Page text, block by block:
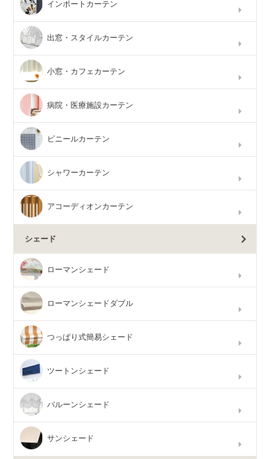
インポートカーテン
出窓・スタイルカーテン
小窓・カフェカーテン
病院・医療施設カーテン
ビニールカーテン
シャワーカーテン
アコーディオンカーテン
シェード
ローマンシェード
ローマンシェードダブル
つっぱり式簡易シェード
ツートンシェード
バルーンシェード
サンシェード